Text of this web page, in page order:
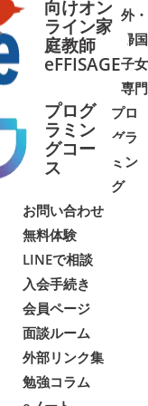
向けオン
ライン家
庭教師
eFFISAGE
外・
帰国
子女
専門
➜➜
プログ
ラミン
グコー
ス
プロ
グラ
ミン
グ
➜➜
お問い合わせ
無料体験
LINEで相談
入会手続き
会員ページ
面談ルーム
外部リンク集
勉強コラム